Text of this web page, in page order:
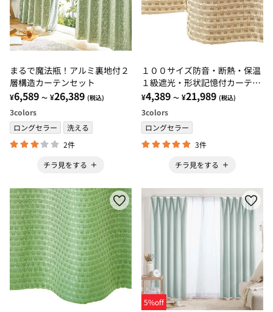
まるで魔法瓶！アルミ裏地付２
層構造カーテンセット
¥6,589 ～ ¥26,389 (税込)
3colors
ロングセラー
洗える
2件
チラ見をする
１００サイズ防音・断熱・保温
１級遮光・形状記憶付カーテ
ン ベージュ・アイボリー・ロ
ーズピンク
¥4,389 ～ ¥21,989 (税込)
3colors
ロングセラー
3件
チラ見をする
5%off